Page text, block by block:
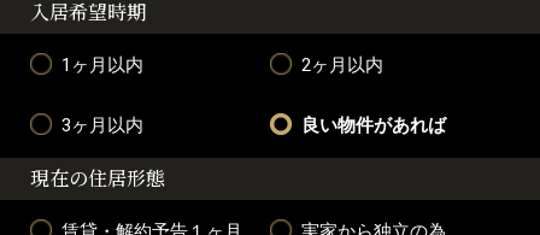
入居希望時期
1ヶ月以内 2ヶ月以内
3ヶ月以内 良い物件があれば
現在の住居形態